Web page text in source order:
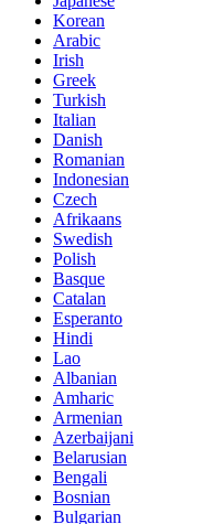
Korean
Arabic
Irish
Greek
Turkish
Italian
Danish
Romanian
Indonesian
Czech
Afrikaans
Swedish
Polish
Basque
Catalan
Esperanto
Hindi
Lao
Albanian
Amharic
Armenian
Azerbaijani
Belarusian
Bengali
Bosnian
Bulgarian